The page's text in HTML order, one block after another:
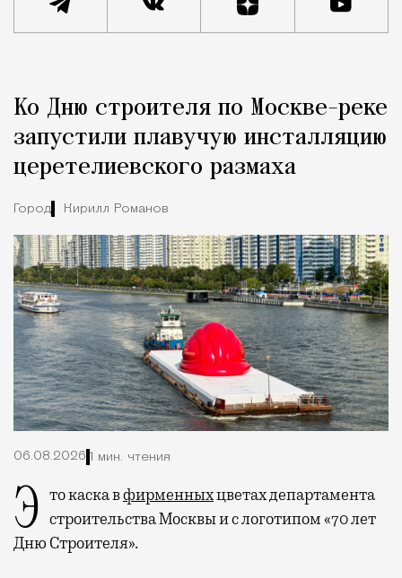
Город
Ко Дню строителя по Москве-реке
запустили плавучую инсталляцию
церетелиевского размаха
Город Кирилл Романов
06.08.2026 1 мин. чтения
Это каска вфирменныхцветах департамента
строительства Москвы и с логотипом «70 лет
Дню Строителя».